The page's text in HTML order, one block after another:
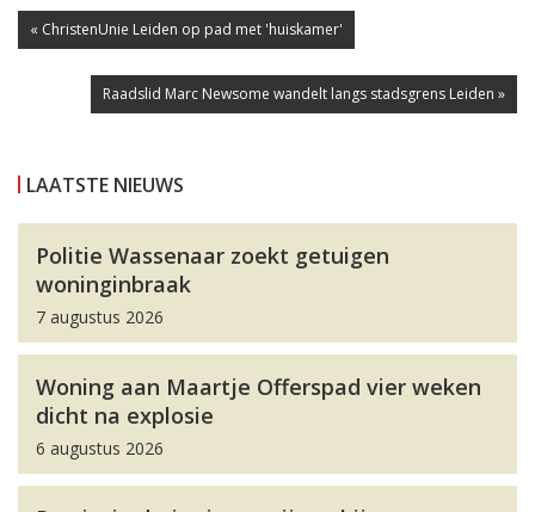
« ChristenUnie Leiden op pad met 'huiskamer'
Raadslid Marc Newsome wandelt langs stadsgrens Leiden »
LAATSTE NIEUWS
Politie Wassenaar zoekt getuigen
woninginbraak
7 augustus 2026
Woning aan Maartje Offerspad vier weken
dicht na explosie
6 augustus 2026